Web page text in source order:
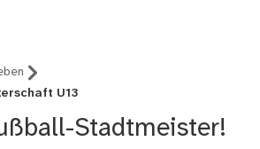
U13
Stadtmeister!